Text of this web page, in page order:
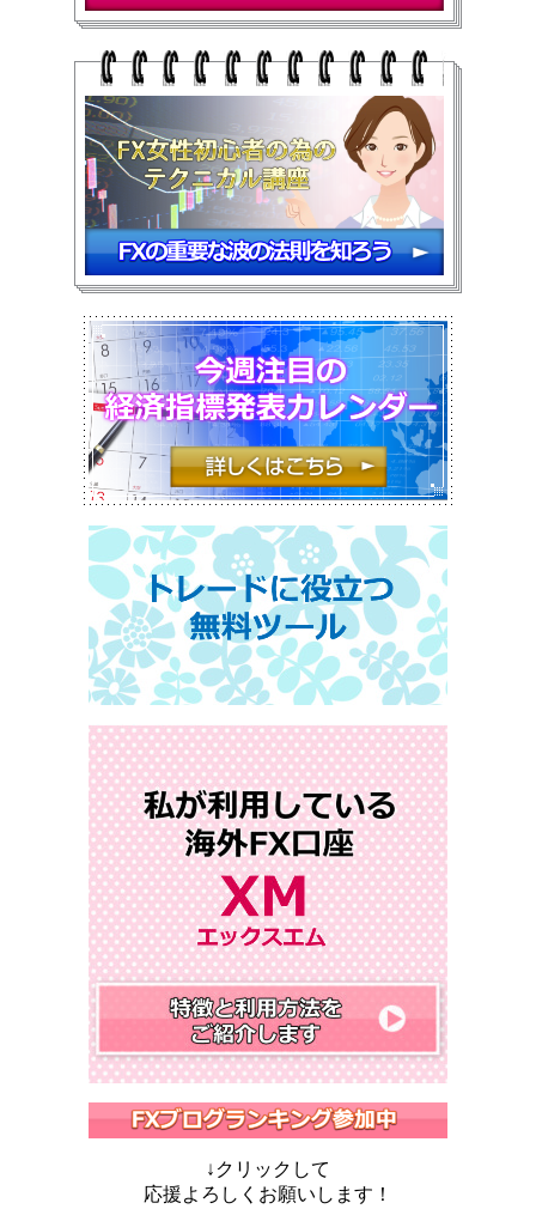
↓クリックして
応援よろしくお願いします！